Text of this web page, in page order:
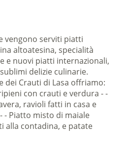
vengono serviti piatti
altoatesina, specialità
e nuovi piatti internazionali,
delizie culinarie.
dei Crauti di Lasa offriamo:
con crauti e verdura - -
ravioli fatti in casa e
- Piatto misto di maiale
alla contadina, e patate